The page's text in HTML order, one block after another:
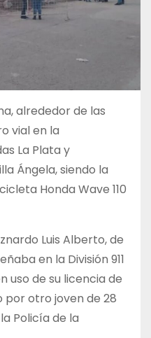
alrededor de las
vial en la
La Plata y
Ángela, siendo la
Honda Wave 110
Luis Alberto, de
en la División 911
uso de su licencia de
por otro joven de 28
Policía de la